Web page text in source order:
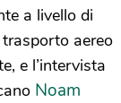
a livello di
aereo
e l’intervista
Noam